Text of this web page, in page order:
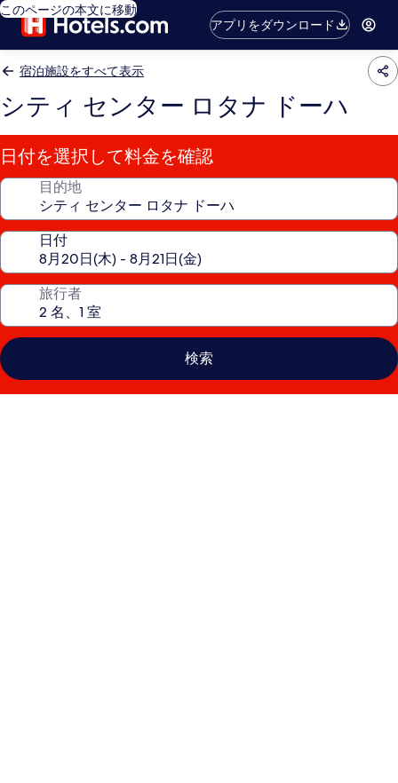
このページの本文に移動
アプリをダウンロード
宿泊施設をすべて表示
シティ センター ロタナ ドーハ
日付を選択して料金を確認
目的地
日付
旅行者
検索